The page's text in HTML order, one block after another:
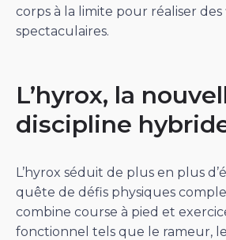
corps à la limite pour réaliser
spectaculaires.
L’hyrox, la
discipline
L’hyrox séduit de plus en plus
quête de défis physiques
combine course à pied et
fonctionnel tels que le rameur,